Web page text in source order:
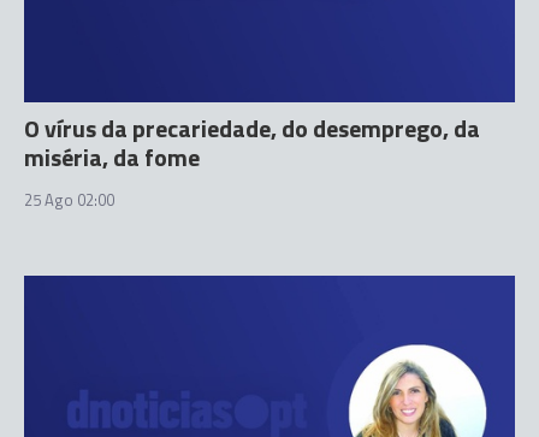
O vírus da precariedade, do desemprego, da
miséria, da fome
25 Ago 02:00